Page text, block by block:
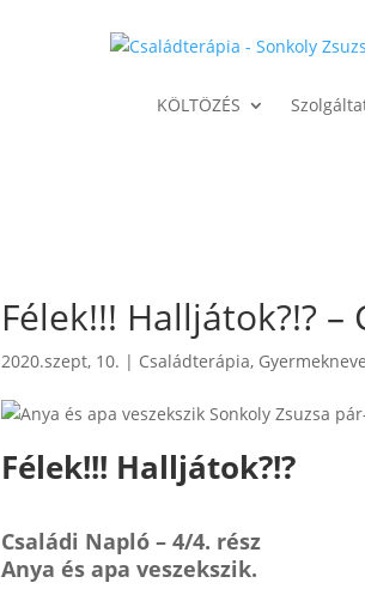
KÖLTÖZÉS
Félek!!! Halljátok?!?
2020.szept, 10. | Családterápia,
Félek!!! Halljátok?!?
Családi Napló – 4/4. rész
Anya és apa veszekszik.